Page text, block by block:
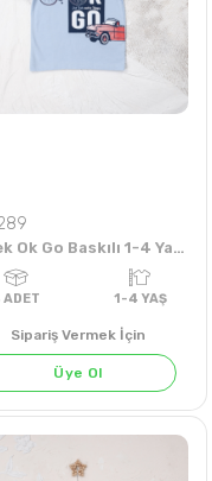
5-8
Erkek Ok Go Baskılı 1-4 Yaş Tişört
Sipariş Vermek İçin
Üye Ol